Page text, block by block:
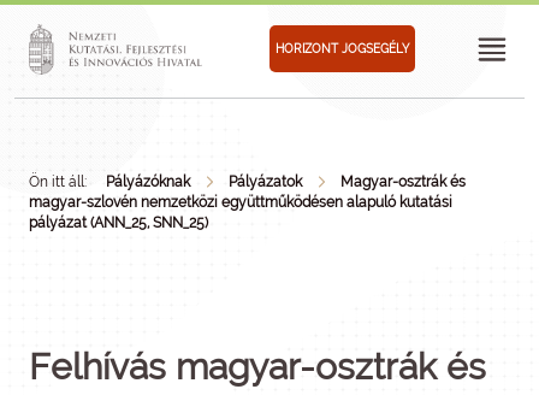
HORIZONT JOGSEGÉLY
Ön itt áll: Pályázóknak Pályázatok
Magyar-osztrák és
magyar-szlovén nemzetközi együttműködésen alapuló kutatási
pályázat (ANN_25, SNN_25)
Felhívás magyar-osztrák és